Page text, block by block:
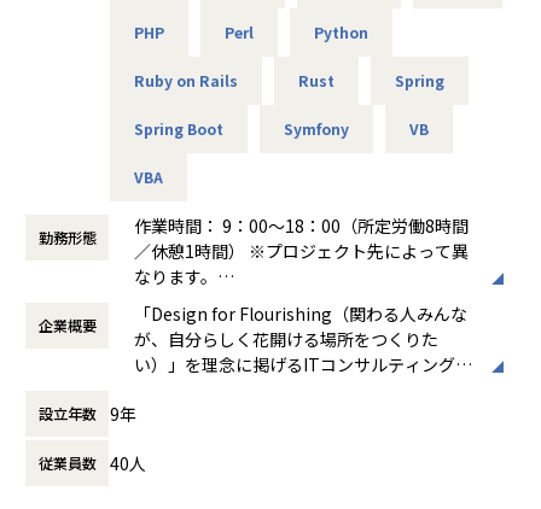
使用スキル：VMware、Windows、Linux、Oracle
使用スキル：AWS、Windows、Linux
担当工程：基本設計、運用設計、詳細設計、構築、テスト、
移行
担当者：20台後半、男性、入社1年目
-- 官公庁向けインフラ開発 --
使用スキル：VMware、Windows、Linux
担当工程：基本設計、運用設計、詳細設計、構築、テスト、
担当者：30台後半、男性、入社4年目
＜開発部門 想定キャリアパス＞
月1回の面談にてキャリアの方向性をすり合わせながら、案
件を決定します。
「開発経験を積みたい」「設計に挑戦したい」「上流工程を
担当したい」などの
＜ネットワーク部門 想定キャリアパス＞
運用保守 → 構築 → 設計 → セキュリティ・コンサルティング
件を決定します。
「構築に行きたい」「設計に挑戦したい」「セキュリティ分
野を経験したい」などの
運用保守 → 構築 → 設計 → クラウド
PHP Perl Python
Ruby on Rails Rust Spring
Spring Boot Symfony VB
VBA
勤務形態
作業時間： 9：00～18：00（所定労働8時間
／休憩1時間） ※プロジェクト先によって異
なります。
働き方：
固定時間制（9時～18時、10時～19
時など）
時間外労働の有無： 有（月平均0時間～20時
間）
休憩時間： 60分
企業概要
「Design for Flourishing（関わる人みんな
が、自分らしく花開ける場所をつくりた
い）」を理念に掲げるITコンサルティング・
客様をリードする」のではなく、「お客様と
長を通じてビジネス変革を実現することを目
設立年数 9年
従業員数 40人